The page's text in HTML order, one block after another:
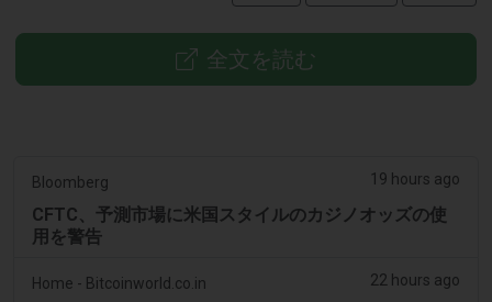
全文を読む
Bloomberg 19 hours ago
CFTC、予測市場に米国スタイルのカジノオッズの使
用を警告
Home - Bitcoinworld.co.in 22 hours ago